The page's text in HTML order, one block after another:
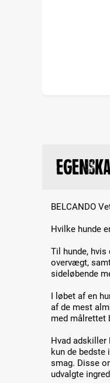
BELCANDO
Hvilke hunde
Til hunde,
overvægt,
sideløbende
I løbet af en
af de mest
med målrettet
Hvad adskiller
kun de bedste
smag. Disse
udvalgte